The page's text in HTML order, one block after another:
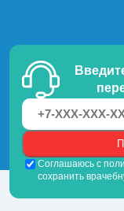
Соглашаюсь с
сохранить